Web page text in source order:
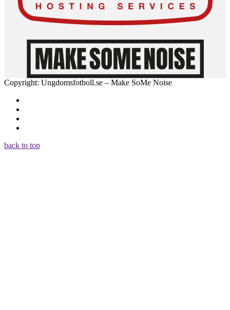
Copyright: Ungdomsfotboll.se – Make SoMe Noise
back to top